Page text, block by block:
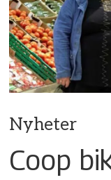
Nyheter
Coop